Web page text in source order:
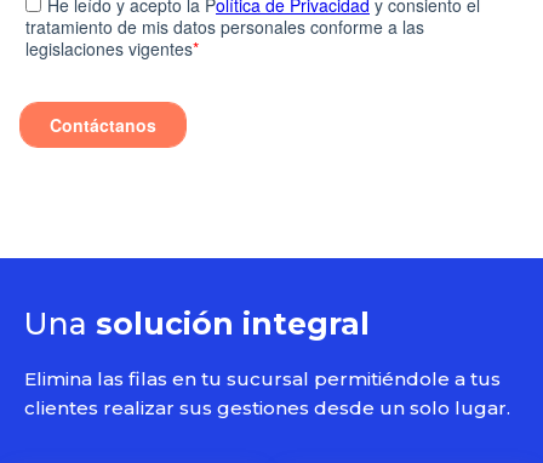
Una solución integral
Elimina las filas en tu sucursal permitiéndole a tus
clientes realizar sus gestiones desde un solo lugar.